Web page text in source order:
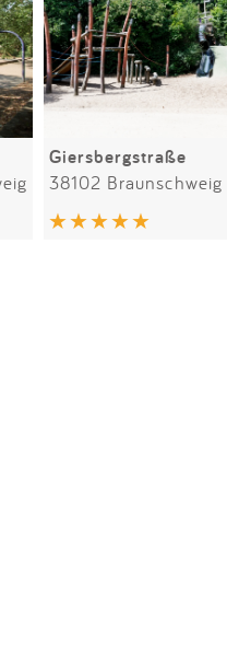
Giersbergstraße
38102 Braunschweig